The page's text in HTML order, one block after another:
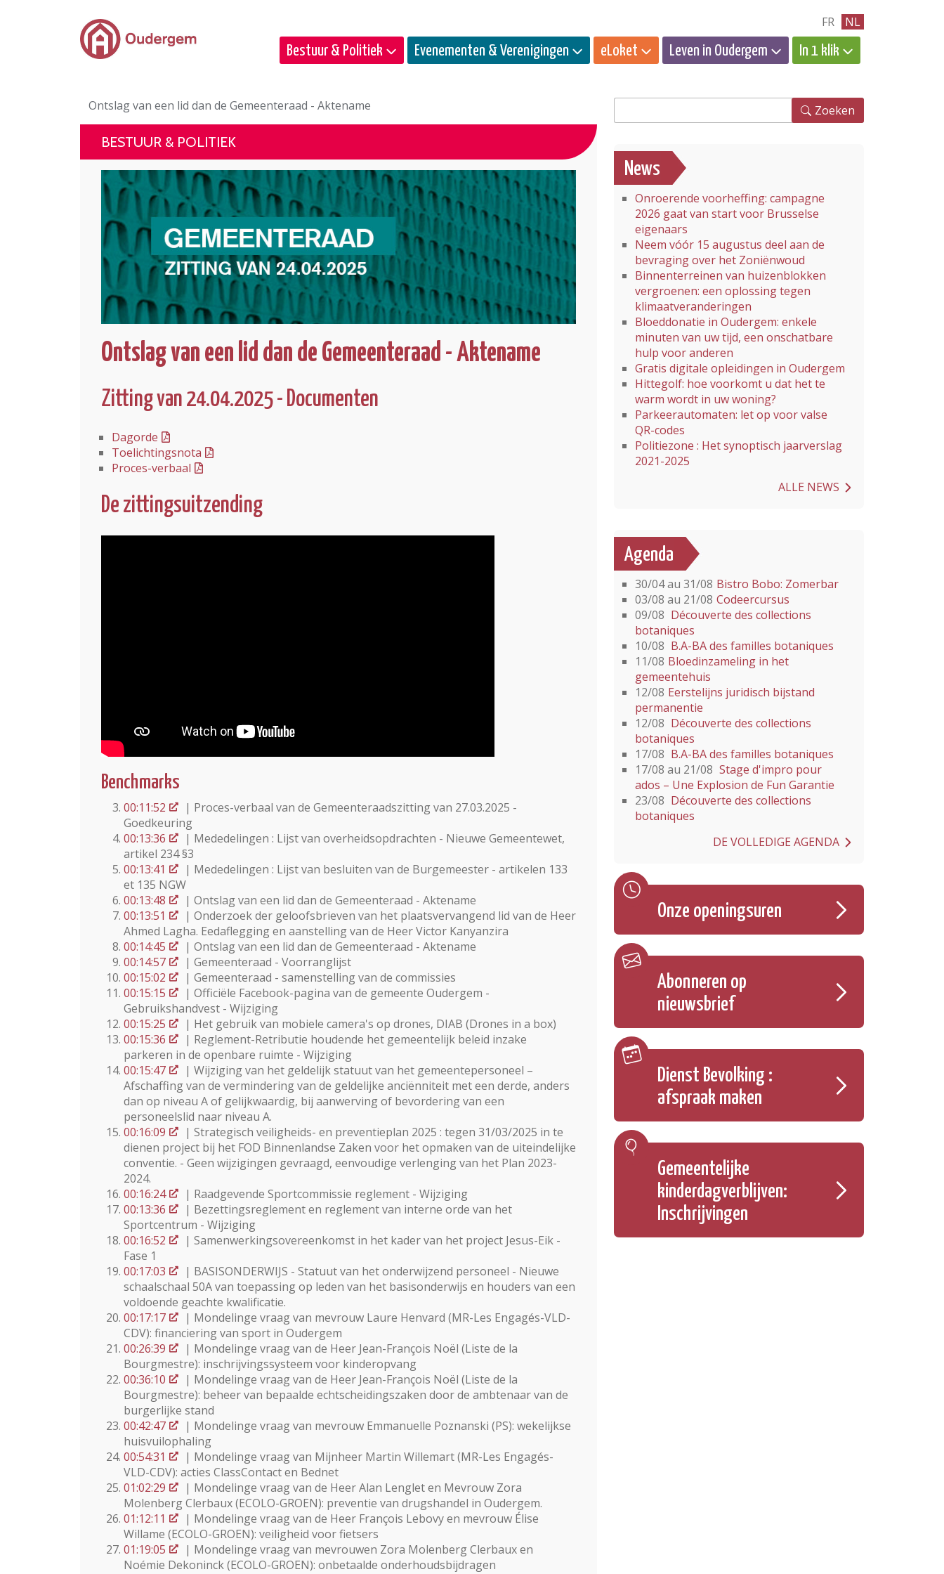
Ga naar de hoofdinhoud FR NL
Bestuur & Politiek Evenementen & Verenigingen eLoket Leven in Oudergem In 1 klik
Ontslag van een lid dan de Gemeenteraad - Aktename
BESTUUR & POLITIEK
Ontslag van een lid dan de Gemeenteraad - Aktename
Zitting van 24.04.2025 - Documenten
Dagorde
Toelichtingsnota
Proces-verbaal
De zittingsuitzending
Benchmarks
00:11:52
| Proces-verbaal van de Gemeenteraadszitting van 27.03.2025 -
Goedkeuring
00:13:36
| Mededelingen : Lijst van overheidsopdrachten - Nieuwe Gemeentewet,
artikel 234 §3
00:13:41
| Mededelingen : Lijst van besluiten van de Burgemeester - artikelen 133
et 135 NGW
00:13:48
| Ontslag van een lid dan de Gemeenteraad - Aktename
00:13:51
| Onderzoek der geloofsbrieven van het plaatsvervangend lid van de Heer
Ahmed Lagha. Eedaflegging en aanstelling van de Heer Victor Kanyanzira
00:14:45
| Ontslag van een lid dan de Gemeenteraad - Aktename
00:14:57
| Gemeenteraad - Voorranglijst
00:15:02
| Gemeenteraad - samenstelling van de commissies
00:15:15
| Officiële Facebook-pagina van de gemeente Oudergem -
Gebruikshandvest - Wijziging
00:15:25
| Het gebruik van mobiele camera's op drones, DIAB (Drones in a box)
00:15:36
| Reglement-Retributie houdende het gemeentelijk beleid inzake
parkeren in de openbare ruimte - Wijziging
00:15:47
| Wijziging van het geldelijk statuut van het gemeentepersoneel –
Afschaffing van de vermindering van de geldelijke anciënniteit met een derde, anders
dan op niveau A of gelijkwaardig, bij aanwerving of bevordering van een
personeelslid naar niveau A.
00:16:09
| Strategisch veiligheids- en preventieplan 2025 : tegen 31/03/2025 in te
dienen project bij het FOD Binnenlandse Zaken voor het opmaken van de uiteindelijke
conventie. - Geen wijzigingen gevraagd, eenvoudige verlenging van het Plan 2023-
2024.
00:16:24
| Raadgevende Sportcommissie reglement - Wijziging
00:13:36
| Bezettingsreglement en reglement van interne orde van het
Sportcentrum - Wijziging
00:16:52
| Samenwerkingsovereenkomst in het kader van het project Jesus-Eik -
Fase 1
00:17:03
| BASISONDERWIJS - Statuut van het onderwijzend personeel - Nieuwe
schaalschaal 50A van toepassing op leden van het basisonderwijs en houders van een
voldoende geachte kwalificatie.
00:17:17
| Mondelinge vraag van mevrouw Laure Henvard (MR-Les Engagés-VLD-
CDV): financiering van sport in Oudergem
00:26:39
| Mondelinge vraag van de Heer Jean-François Noël (Liste de la
Bourgmestre): inschrijvingssysteem voor kinderopvang
00:36:10
| Mondelinge vraag van de Heer Jean-François Noël (Liste de la
Bourgmestre): beheer van bepaalde echtscheidingszaken door de ambtenaar van de
burgerlijke stand
00:42:47
| Mondelinge vraag van mevrouw Emmanuelle Poznanski (PS): wekelijkse
huisvuilophaling
00:54:31
| Mondelinge vraag van Mijnheer Martin Willemart (MR-Les Engagés-
VLD-CDV): acties ClassContact en Bednet
01:02:29
| Mondelinge vraag van de Heer Alan Lenglet en Mevrouw Zora
Molenberg Clerbaux (ECOLO-GROEN): preventie van drugshandel in Oudergem.
01:12:11
| Mondelinge vraag van de Heer François Lebovy en mevrouw Élise
Willame (ECOLO-GROEN): veiligheid voor fietsers
01:19:05
| Mondelinge vraag van mevrouwen Zora Molenberg Clerbaux en
Noémie Dekoninck (ECOLO-GROEN): onbetaalde onderhoudsbijdragen
Zoeken
News
Onroerende voorheffing: campagne
2026 gaat van start voor Brusselse
eigenaars
Neem vóór 15 augustus deel aan de
bevraging over het Zoniënwoud
Binnenterreinen van huizenblokken
vergroenen: een oplossing tegen
klimaatveranderingen
Bloeddonatie in Oudergem: enkele
minuten van uw tijd, een onschatbare
hulp voor anderen
Gratis digitale opleidingen in Oudergem
Hittegolf: hoe voorkomt u dat het te
warm wordt in uw woning?
Parkeerautomaten: let op voor valse
QR-codes
Politiezone : Het synoptisch jaarverslag
2021-2025
ALLE NEWS
Agenda
30/04 au 31/08 Bistro Bobo: Zomerbar
03/08 au 21/08 Codeercursus
09/08 Découverte des collections
botaniques
10/08 B.A-BA des familles botaniques
11/08 Bloedinzameling in het
gemeentehuis
12/08 Eerstelijns juridisch bijstand
permanentie
12/08 Découverte des collections
botaniques
17/08 B.A-BA des familles botaniques
17/08 au 21/08 Stage d'impro pour
ados – Une Explosion de Fun Garantie
23/08 Découverte des collections
botaniques
DE VOLLEDIGE AGENDA
Onze openingsuren
Abonneren op
nieuwsbrief
Dienst Bevolking :
afspraak maken
Gemeentelijke
kinderdagverblijven:
Inschrijvingen